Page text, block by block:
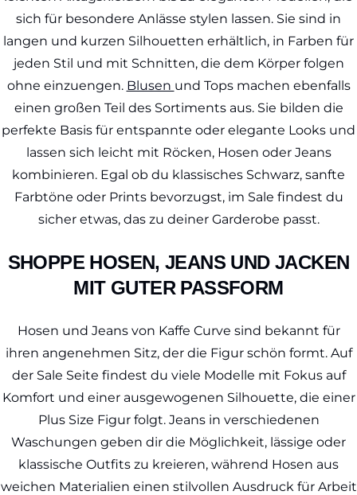
sich für besondere Anlässe stylen lassen. Sie sind in
langen und kurzen Silhouetten erhältlich, in Farben für
jeden Stil und mit Schnitten, die dem Körper folgen
ohne einzuengen. Blusen und Tops machen ebenfalls
einen großen Teil des Sortiments aus. Sie bilden die
perfekte Basis für entspannte oder elegante Looks und
lassen sich leicht mit Röcken, Hosen oder Jeans
kombinieren. Egal ob du klassisches Schwarz, sanfte
Farbtöne oder Prints bevorzugst, im Sale findest du
sicher etwas, das zu deiner Garderobe passt.
SHOPPE HOSEN, JEANS UND JACKEN
MIT GUTER PASSFORM
Hosen und Jeans von Kaffe Curve sind bekannt für
ihren angenehmen Sitz, der die Figur schön formt. Auf
der Sale Seite findest du viele Modelle mit Fokus auf
Komfort und einer ausgewogenen Silhouette, die einer
Plus Size Figur folgt. Jeans in verschiedenen
Waschungen geben dir die Möglichkeit, lässige oder
klassische Outfits zu kreieren, während Hosen aus
weichen Materialien einen stilvollen Ausdruck für Arbeit